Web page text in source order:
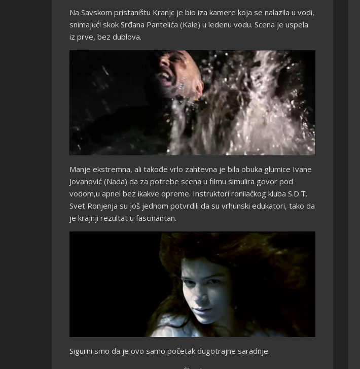
Na Savskom pristaništu Kranjc je bio iza kamere koja se nalazila u vodi,
snimajući skok Srđana Pantelića (Kale) u ledenu vodu. Scena je uspela
iz prve, bez dublova.
Manje ekstremna, ali takođe vrlo zahtevna je bila obuka glumice Ivane
Jovanović (Nada) da za potrebe scena u filmu simulira govor pod
vodom,u apnei bez ikakve opreme. Instruktori ronilačkog kluba S.D.T.
Svet Ronjenja su još jednom potvrdili da su vrhunski edukatori, tako da
je krajnji rezultat u fascinantan.
Sigurni smo da je ovo samo početak dugotrajne saradnje.